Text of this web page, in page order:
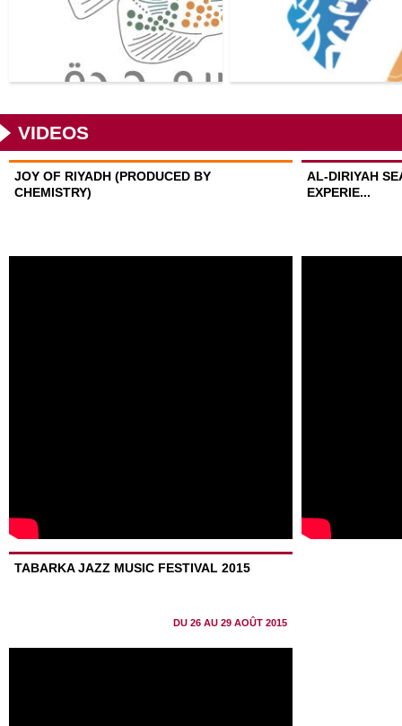
VIDEOS
JOY OF RIYADH (PRODUCED BY
CHEMISTRY)
AL-DIRIYAH
EXPERIE...
TABARKA JAZZ MUSIC FESTIVAL 2015
DU 26 AU 29 AOÛT 2015